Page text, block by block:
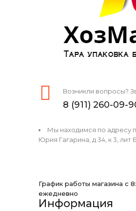
Возникли вопросы?
8 (911) 260-09-
Мы находимся по адресу
Юрия Гагарина, д 34, к 3, лит Б
График работы магазина с
ежедневно
Информация